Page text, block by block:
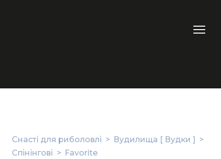
Снасті для риболовлі
Вудилища [ Вудки ]
Спінінгові
Favorite